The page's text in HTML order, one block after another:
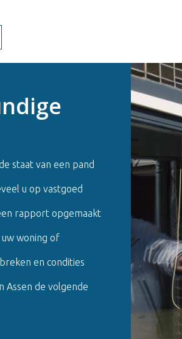
staat van een pand
u op vastgoed
rapport opgemaakt
woning of
en condities
Assen de volgende